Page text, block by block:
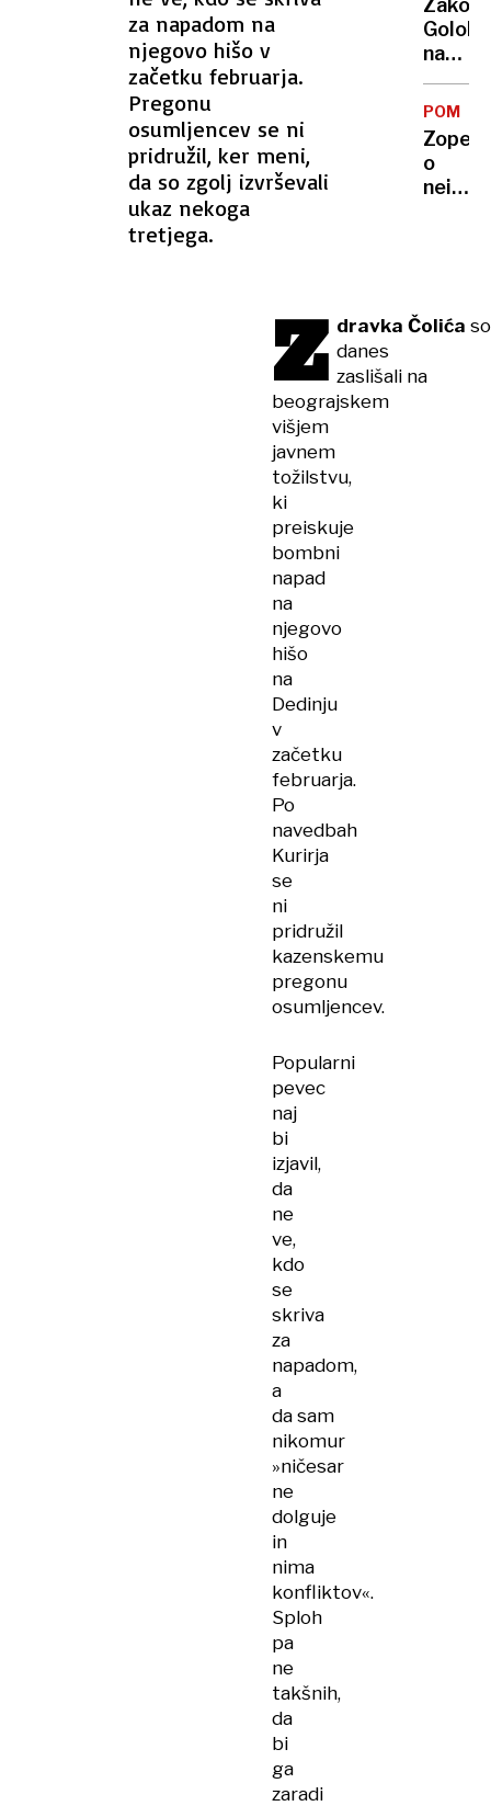
za napadom na
njegovo hišo v
začetku februarja.
Pregonu
osumljencev se ni
pridružil, ker meni,
da so zgolj izvrševali
ukaz nekoga
tretjega.
Z dravka Čolića so
danes
zaslišali na
beograjskem
višjem
javnem
tožilstvu,
ki
preiskuje
bombni
napad
na
njegovo
hišo
na
Dedinju
v
začetku
februarja.
Po
navedbah
Kurirja
se
ni
pridružil
kazenskemu
pregonu
osumljencev.
Popularni
pevec
naj
bi
izjavil,
da
ne
ve,
kdo
se
skriva
za
napadom,
a
da sam
nikomur
»ničesar
ne
dolguje
in
nima
konfliktov«.
Sploh
pa
ne
takšnih,
da
bi
ga
zaradi
prizor
bolnike
in
osebje
Golob
na
se je
spet
slekla,
Zopet
o
kritični
Španija